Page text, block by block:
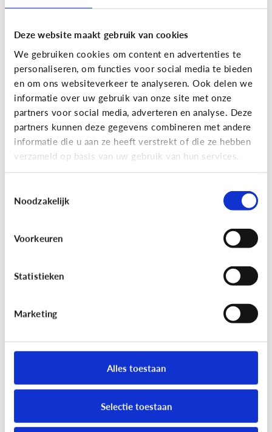
Deze website maakt gebruik van cookies
We gebruiken cookies om content en advertenties te
personaliseren, om functies voor social media te bieden
en om ons websiteverkeer te analyseren. Ook delen we
informatie over uw gebruik van onze site met onze
partners voor social media, adverteren en analyse. Deze
partners kunnen deze gegevens combineren met andere
informatie die u aan ze heeft verstrekt of die ze hebben
verzameld op basis van uw gebruik van hun services.
Noodzakelijk
Voorkeuren
Statistieken
Marketing
Alles toestaan
Selectie toestaan
Nieuws en informatie
7 tips om met je kind te praten
over nieuws